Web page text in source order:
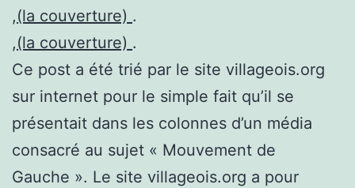
,(la couverture) .
,(la couverture) .
Ce post a été trié par le site villageois.org
sur internet pour le simple fait qu’il se
présentait dans les colonnes d’un média
consacré au sujet « Mouvement de
Gauche ». Le site villageois.org a pour